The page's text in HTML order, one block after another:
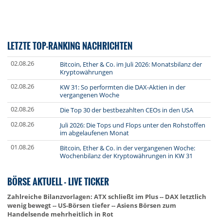
LETZTE TOP-RANKING NACHRICHTEN
02.08.26
Bitcoin, Ether & Co. im Juli 2026: Monatsbilanz der
Kryptowährungen
02.08.26
KW 31: So performten die DAX-Aktien in der
vergangenen Woche
02.08.26
Die Top 30 der bestbezahlten CEOs in den USA
02.08.26
Juli 2026: Die Tops und Flops unter den Rohstoffen
im abgelaufenen Monat
01.08.26
Bitcoin, Ether & Co. in der vergangenen Woche:
Wochenbilanz der Kryptowährungen in KW 31
BÖRSE AKTUELL - LIVE TICKER
Zahlreiche Bilanzvorlagen: ATX schließt im Plus -- DAX letztlich
wenig bewegt -- US-Börsen tiefer -- Asiens Börsen zum
Handelsende mehrheitlich in Rot